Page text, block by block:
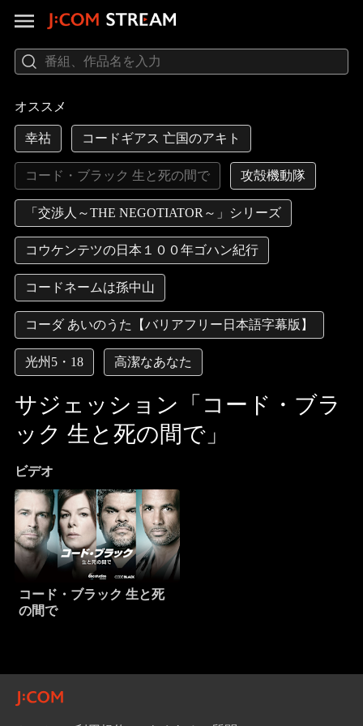
オススメ
幸祜 コードギアス 亡国のアキト
コード・ブラック 生と死の間で 攻殻機動隊
「交渉人～THE NEGOTIATOR～」シリーズ
コウケンテツの日本１００年ゴハン紀行
コードネームは孫中山
コーダ あいのうた【バリアフリー日本語字幕版】
光州5・18 高潔なあなた
サジェッション「コード・ブラ
ック 生と死の間で」
ビデオ
コード・ブラック 生と死
の間で